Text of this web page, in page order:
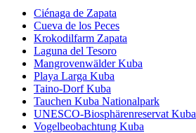
Ciénaga de Zapata
Cueva de los Peces
Krokodilfarm Zapata
Laguna del Tesoro
Mangrovenwälder Kuba
Playa Larga Kuba
Taino-Dorf Kuba
Tauchen Kuba Nationalpark
UNESCO-Biosphärenreservat Kuba
Vogelbeobachtung Kuba